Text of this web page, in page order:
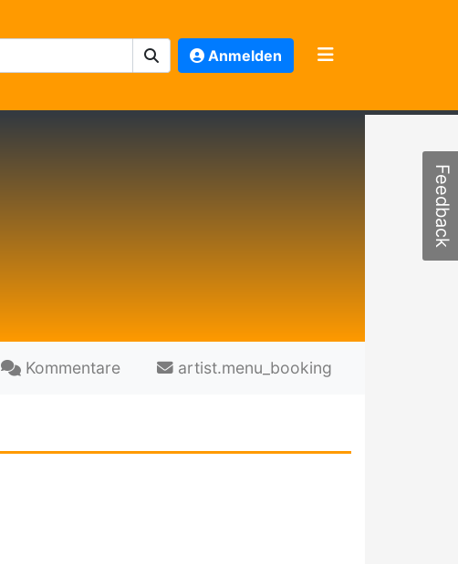
Anmelden
Kommentare artist.menu_booking
Feedback